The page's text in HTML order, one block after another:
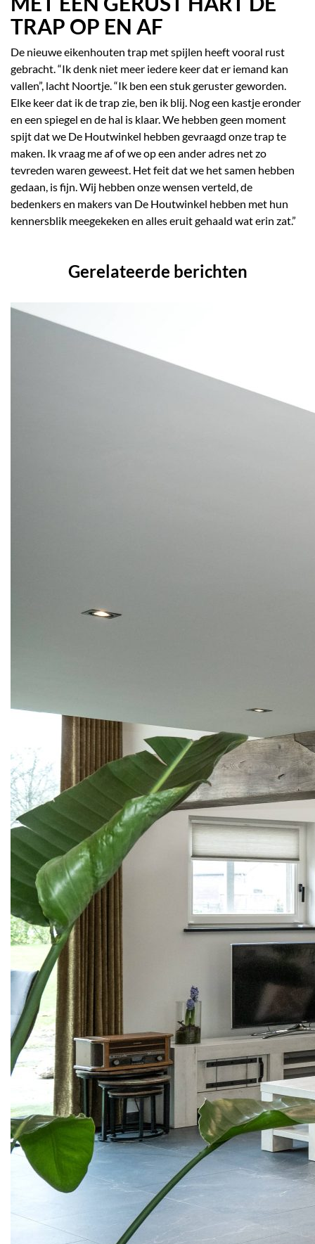
TRAP OP EN AF
De nieuwe eikenhouten trap met spijlen heeft vooral rust
gebracht. “Ik denk niet meer iedere keer dat er iemand kan
vallen”, lacht Noortje. “Ik ben een stuk geruster geworden.
Elke keer dat ik de trap zie, ben ik blij. Nog een kastje eronder
en een spiegel en de hal is klaar. We hebben geen moment
spijt dat we De Houtwinkel hebben gevraagd onze trap te
maken. Ik vraag me af of we op een ander adres net zo
tevreden waren geweest. Het feit dat we het samen hebben
gedaan, is fijn. Wij hebben onze wensen verteld, de
bedenkers en makers van De Houtwinkel hebben met hun
kennersblik meegekeken en alles eruit gehaald wat erin zat.”
Gerelateerde berichten